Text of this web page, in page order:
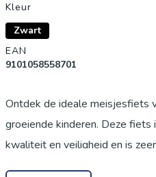
Kleur
Zwart
EAN
9101058558701
Ontdek de ideale meisjesfiets
groeiende kinderen. Deze
kwaliteit en veiligheid en is